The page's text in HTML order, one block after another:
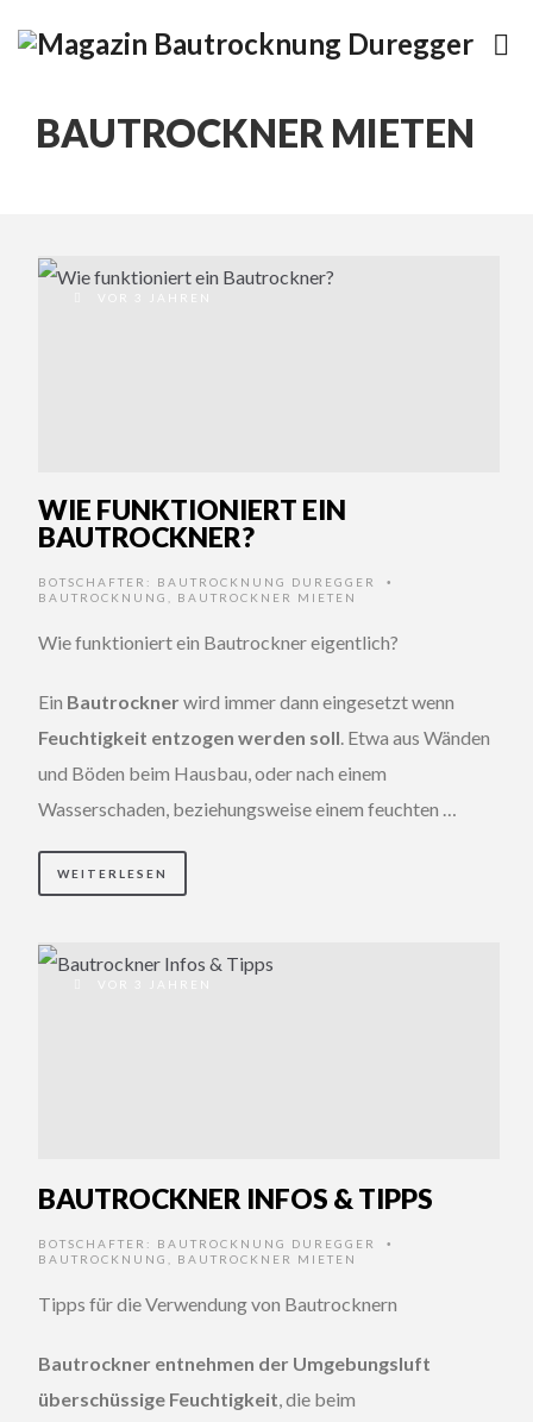
BAUTROCKNER MIETEN
VOR 3 JAHREN
WIE FUNKTIONIERT EIN
BAUTROCKNER?
BOTSCHAFTER: BAUTROCKNUNG DUREGGER •
BAUTROCKNUNG BAUTROCKNER MIETEN
Wie funktioniert ein Bautrockner eigentlich?
Ein Bautrockner wird immer dann eingesetzt wenn
Feuchtigkeit entzogen werden soll. Etwa aus Wänden
und Böden beim Hausbau, oder nach einem
Wasserschaden, beziehungsweise einem feuchten …
WEITERLESEN
VOR 3 JAHREN
BAUTROCKNER INFOS & TIPPS
BOTSCHAFTER: BAUTROCKNUNG DUREGGER •
BAUTROCKNUNG BAUTROCKNER MIETEN
Tipps für die Verwendung von Bautrocknern
Bautrockner entnehmen der Umgebungsluft
überschüssige Feuchtigkeit, die beim